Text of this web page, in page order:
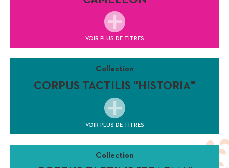
VOIR PLUS DE TITRES
Collection
CORPUS TACTILIS "HISTORIA"
VOIR PLUS DE TITRES
Collection